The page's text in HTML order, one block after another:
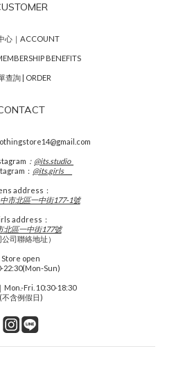
心｜ACCOUNT
BENEFITS
查詢 | ORDER
： @its.studio_
： @its.girls___
address：
市北區一中街177-1號
address：
北區一中街177號
公司聯絡地址）
Store open
22:30(Mon-Sun)
Mon.-Fri. 10:30-18:30
(不含例假日)